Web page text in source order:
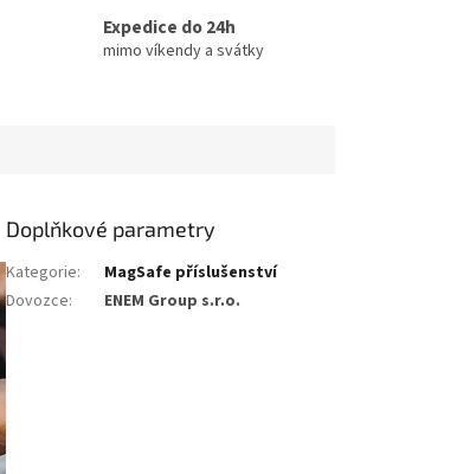
Expedice do 24h
mimo víkendy a svátky
Doplňkové parametry
Kategorie:
MagSafe příslušenství
Dovozce: ENEM Group s.r.o.